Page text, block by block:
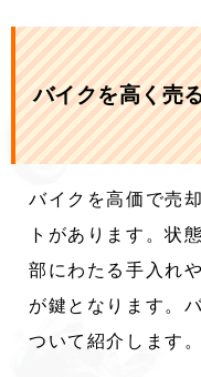
バイクを高く売
バイクを高価で売
トがあります。状
部にわたる手入れ
が鍵となります。
ついて紹介します